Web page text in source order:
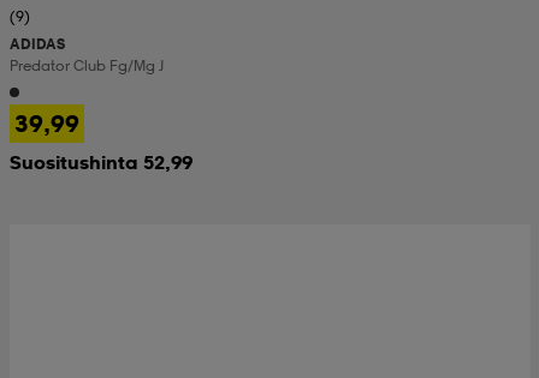
(9)
ADIDAS
Predator Club Fg/mg J
39,99
Suositushinta 52,99